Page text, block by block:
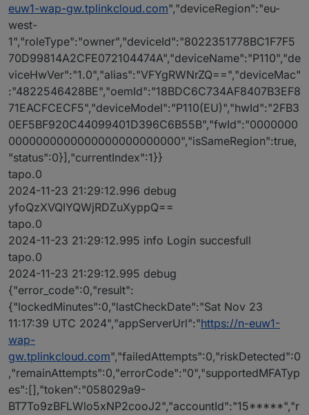
euw1-wap-gw.tplinkcloud.com","deviceRegion":"eu-
west-
1","roleType":"owner","deviceId":"8022351778BC1F7F5
70D99814A2CFE072104474A","deviceName":"P110","de
viceHwVer":"1.0","alias":"VFYgRWNrZQ==","deviceMac"
:"4822546428BE","oemId":"18BDC6C734AF8407B3EF8
71EACFCECF5","deviceModel":"P110(EU)","hwId":"2FB3
0EF5BF920C44099401D396C6B55B","fwId":"0000000
0000000000000000000000000","isSameRegion":true,
"status":0}],"currentIndex":1}}
tapo.0
2024-11-23 21:29:12.996 debug
yfoQzXVQIYQWjRDZuXyppQ==
tapo.0
2024-11-23 21:29:12.995 info Login succesfull
tapo.0
2024-11-23 21:29:12.995 debug
{"error_code":0,"result":
{"lockedMinutes":0,"lastCheckDate":"Sat Nov 23
11:17:39 UTC 2024","appServerUrl":"https://n-euw1-
wap-
gw.tplinkcloud.com","failedAttempts":0,"riskDetected":0
,"remainAttempts":0,"errorCode":"0","supportedMFATyp
es":[],"token":"058029a9-
BT7To9zBFLWlo5xNP2cooJ2","accountId":"15*****","r